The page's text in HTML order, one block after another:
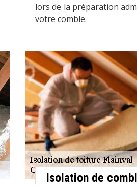
lors de la préparation
votre comble.
Isolation de